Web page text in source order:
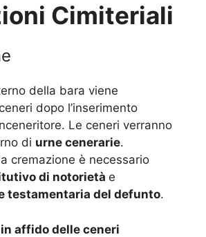
Cimiteriali
della bara viene
dopo l’inserimento
Le ceneri verranno
di urne cenerarie.
cremazione è necessario
di notorietà e
testamentaria del defunto.
affido delle ceneri